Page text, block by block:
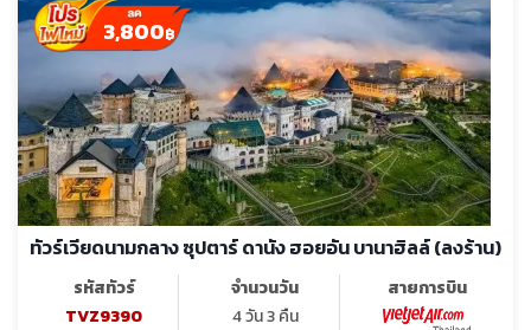
3,800฿
ทัวร์เวียดนามกลาง ซุปตาร์ ดานัง ฮอยอัน บานาฮิลล์ (ลงร้าน)
รหัสทัวร์
TVZ9390
จำนวนวัน
4 วัน 3 คืน
สายการบิน